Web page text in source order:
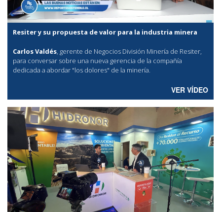
Resiter y su propuesta de valor para la industria minera
Carlos Valdés , gerente de Negocios División Minería de Resiter,
para conversar sobre una nueva gerencia de la compañía
dedicada a abordar "los dolores" de la minería.
VER VÍDEO